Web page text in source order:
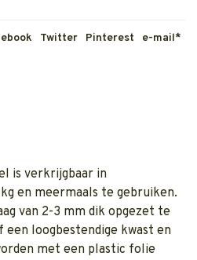
Twitter Pinterest e-mail*
is verkrijgbaar in
en meermaals te gebruiken.
van 2-3 mm dik opgezet te
loogbestendige kwast en
met een plastic folie